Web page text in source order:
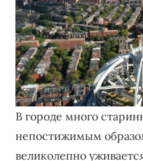
В городе много
непостижимым
великолепно